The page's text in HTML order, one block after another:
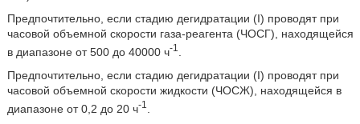
Предпочтительно, если стадию дегидратации (I) проводят при
часовой объемной скорости газа-реагента (ЧОСГ), находящейся
в диапазоне от 500 до 40000 ч-1
Предпочтительно, если стадию дегидратации (I) проводят при
часовой объемной скорости жидкости (ЧОСЖ), находящейся в
диапазоне от 0,2 до 20 ч-1